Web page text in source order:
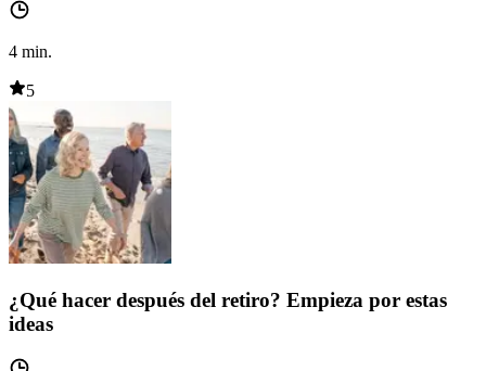
4 min.
5
¿Qué hacer después del retiro? Empieza por estas
ideas